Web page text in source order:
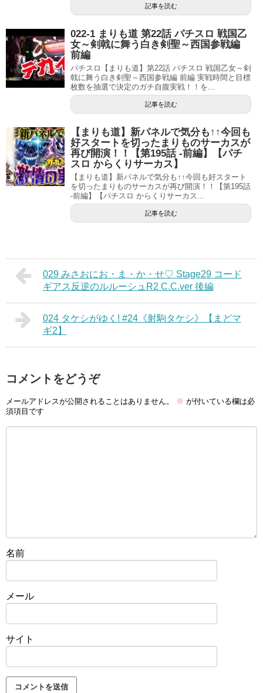
記事を読む
022-1 まりも道 第22話 パチスロ 戦国乙
女～剣戟に舞う白き剣聖～西国参戦編
前編
パチスロ【まりも道】第22話 パチスロ 戦国乙女～剣
戟に舞う白き剣聖～西国参戦編 前編 実戦時間と目標
枚数を抽選で決定のガチ自腹実戦！！を...
記事を読む
【まりも道】新パネルで気分も↑↑今回も
好スタートを切ったまりものサーカスが
再び開演！！【第195話 -前編】【パチ
スロ からくりサーカス】
【まりも道】新パネルで気分も↑↑今回も好スタート
を切ったまりものサーカスが再び開演！！【第195話
-前編】【パチスロ からくりサーカス...
記事を読む
029 みさおにお・ま・か・せ♡ Stage29 コード
ギアス反逆のルルーシュR2 C.C.ver 後編
024 タケシがゆく! #24《射駒タケシ》【まどマ
ギ2】
コメントをどうぞ
メールアドレスが公開されることはありません。 ※ が付いている欄は必
須項目です
名前
メール
サイト